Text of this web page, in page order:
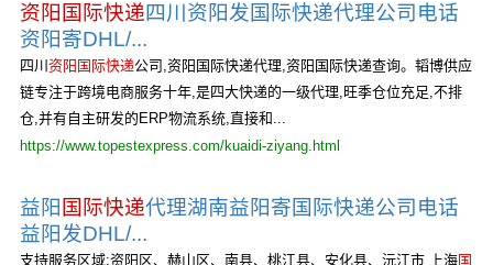
资阳国际快递四川资阳发国际快递代理公司电话
资阳寄DHL/...
四川 资阳国际快递公司,资阳国际快递代理,资阳国际快递查询。韬博供应
链专注于跨境电商服务十年,是四大快递的一级代理,旺季仓位充足,不排
仓,并有自主研发的ERP物流系统,直接和...
https://www.topestexpress.com/kuaidi-ziyang.html
益阳 国际快递代理湖南益阳寄国际快递公司电话
益阳发DHL/...
支持服务区域:资阳区、赫山区、南县、桃江县、安化县、沅江市 上海国